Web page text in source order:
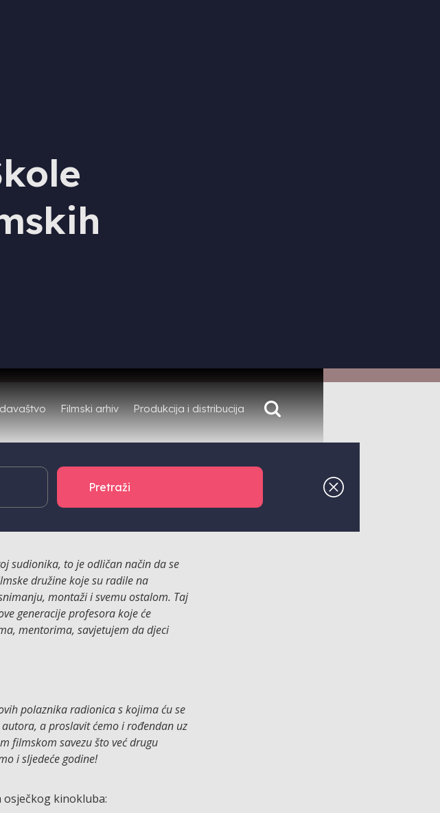
Filmski arhiv Produkcija i distribucija
Peterlić” po drugi put stigla
Akademije za umjetnost i
sudionika, to je odličan način da se
družine koje su radile na
montaži i svemu ostalom. Taj
generacije profesora koje će
mentorima, savjetujem da djeci
polaznika radionica s kojima ću se
a proslavit ćemo i rođendan uz
filmskom savezu što već drugu
i sljedeće godine!
osječkog kinokluba: